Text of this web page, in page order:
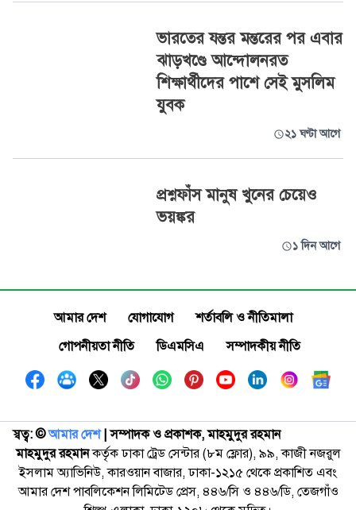
ভারতের যন্তর মন্তরের পর এবার
ঝাড়খণ্ডে আন্দোলনরত
শিক্ষার্থীদের পাশে সেই মুসলিম
যুবক
২১ ঘণ্টা আগে
প্রশ্নফাঁস মানুষ খুনের চেয়েও
ভয়ঙ্কর
১ দিন আগে
আমার দেশ যোগাযোগ
শর্তাবলি ও নীতিমালা
গোপনীয়তা নীতি
ডিএমসিএ সম্পাদকীয় নীতি
স্বত্ব: ©️আমার দেশ| সম্পাদক ও প্রকাশক, মাহমুদুর রহমান
মাহমুদুর রহমানকর্তৃক ঢাকা ট্রেড সেন্টার (৮ম ফ্লোর), ৯৯, কাজী নজরুল
ইসলাম অ্যাভিনিউ, কারওয়ান বাজার, ঢাকা-১২১৫ থেকে প্রকাশিত এবং
আমার দেশ পাবলিকেশন লিমিটেড প্রেস, ৪৪৬/সি ও ৪৪৬/ডি, তেজগাঁও